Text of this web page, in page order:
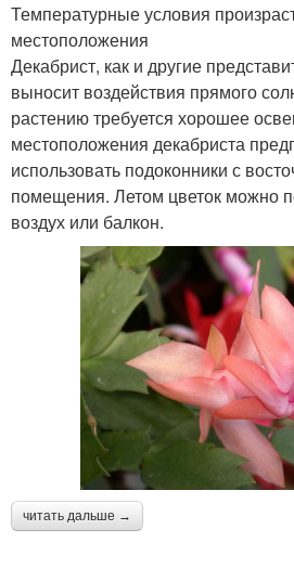
Температурные условия
местоположения
Декабрист, как и другие
выносит воздействия прямого
растению требуется хорошее
местоположения декабриста
использовать подоконники с
помещения. Летом цветок можно
воздух или балкон.
читать дальше →